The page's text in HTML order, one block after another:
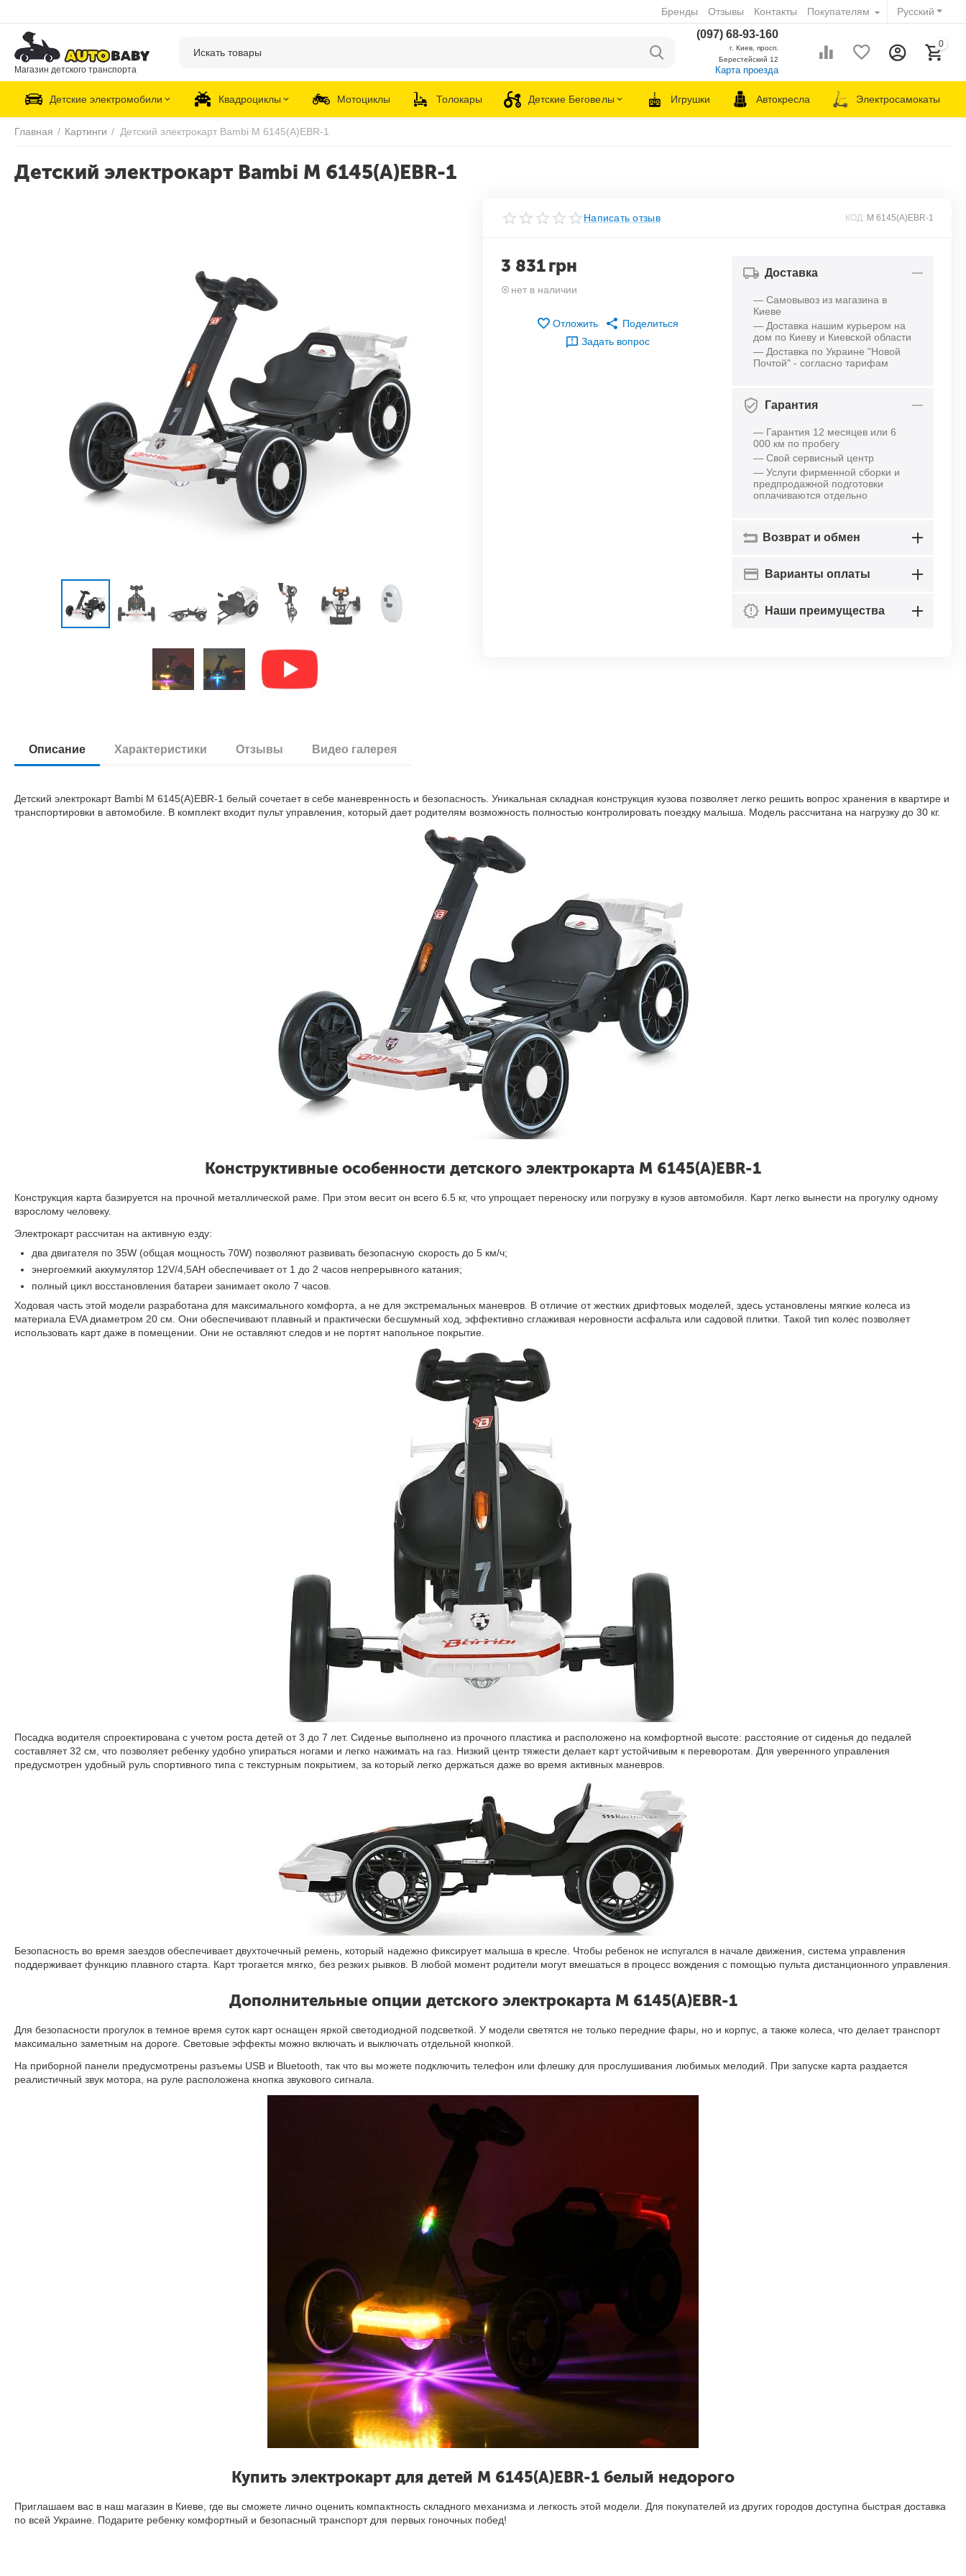
Русский
Бренды Отзывы Контакты Покупателям
Магазин детского транспорта
(097) 68-93-160
г. Киев, просп.
Берестейский 12
Карта проезда
0
Детские электромобили Квадроциклы Мотоциклы Толокары Детские Беговелы Игрушки Автокресла Электросамокаты
Главная / Картинги / Детский электрокарт Bambi M 6145(A)EBR-1
Детский электрокарт Bambi M 6145(A)EBR-1
Написать отзыв КОД: M 6145(A)EBR-1
3 831грн
нет в наличии
Отложить
Поделиться
Задать вопрос
Доставка
— Самовывоз из магазина в
Киеве
— Доставка нашим курьером на
дом по Киеву и Киевской области
— Доставка по Украине "Новой
Почтой" - согласно тарифам
Гарантия
— Гарантия 12 месяцев или 6
000 км по пробегу
— Свой сервисный центр
— Услуги фирменной сборки и
предпродажной подготовки
оплачиваются отдельно
Возврат и обмен
Варианты оплаты
Наши преимущества
Описание Характеристики Отзывы Видео галерея
Детский электрокарт Bambi M 6145(A)EBR-1 белый сочетает в себе маневренность и безопасность. Уникальная складная конструкция кузова позволяет легко решить вопрос хранения в квартире и
транспортировки в автомобиле. В комплект входит пульт управления, который дает родителям возможность полностью контролировать поездку малыша. Модель рассчитана на нагрузку до 30 кг.
Конструктивные особенности детского электрокарта M 6145(A)EBR-1
Конструкция карта базируется на прочной металлической раме. При этом весит он всего 6.5 кг, что упрощает переноску или погрузку в кузов автомобиля. Карт легко вынести на прогулку одному
взрослому человеку.
Электрокарт рассчитан на активную езду:
два двигателя по 35W (общая мощность 70W) позволяют развивать безопасную скорость до 5 км/ч;
энергоемкий аккумулятор 12V/4,5AH обеспечивает от 1 до 2 часов непрерывного катания;
полный цикл восстановления батареи занимает около 7 часов.
Ходовая часть этой модели разработана для максимального комфорта, а не для экстремальных маневров. В отличие от жестких дрифтовых моделей, здесь установлены мягкие колеса из
материала EVA диаметром 20 см. Они обеспечивают плавный и практически бесшумный ход, эффективно сглаживая неровности асфальта или садовой плитки. Такой тип колес позволяет
использовать карт даже в помещении Они не оставляют следов и не портят напольное покрытие.
Посадка водителя спроектирована с учетом роста детей от 3 до 7 лет. Сиденье выполнено из прочного пластика и расположено на комфортной высоте: расстояние от сиденья до педалей
составляет 32 см, что позволяет ребенку удобно упираться ногами и легко нажимать на газ. Низкий центр тяжести делает карт устойчивым к переворотам. Для уверенного управления
предусмотрен удобный руль спортивного типа с текстурным покрытием, за который легко держаться даже во время активных маневров.
Безопасность во время заездов обеспечивает двухточечный ремень, который надежно фиксирует малыша в кресле. Чтобы ребенок не испугался в начале движения, система управления
поддерживает функцию плавного старта
Карт трогается мягко, без резких рывков. В любой момент родители могут вмешаться в процесс вождения с помощью пульта дистанционного управления.
Дополнительные опции детского электрокарта M 6145(A)EBR-1
Для безопасности прогулок в темное время суток карт оснащен яркой светодиодной подсветкой. У модели светятся не только передние фары, но и корпус, а также колеса, что делает транспорт
максимально заметным на дороге. Световые эффекты можно включать и выключать отдельной кнопкой.
На приборной панели предусмотрены разъемы USB и Bluetooth, так что вы можете подключить телефон или флешку для прослушивания любимых мелодий. При запуске карта раздается
реалистичный звук мотора, на руле расположена кнопка звукового сигнала.
Купить электрокарт для детей M 6145(A)EBR-1 белый недорого
Приглашаем вас в наш магазин в Киеве, где вы сможете лично оценить компактность складного механизма и легкость этой модели. Для покупателей из других городов доступна быстрая доставка
по всей Украине. Подарите ребенку комфортный и безопасный транспорт для первых гоночных побед!